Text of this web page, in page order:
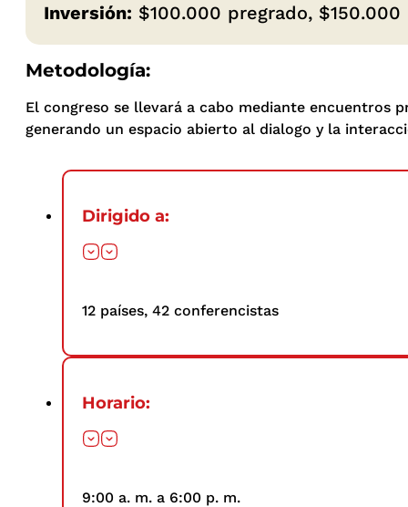
Inversión: $100.000 pregrado,
Metodología:
El congreso se llevará a cabo mediante encuentros
generando un espacio abierto al dialogo y la
Dirigido a:
12 países, 42 conferencistas
Horario:
9:00 a. m. a 6:00 p. m.